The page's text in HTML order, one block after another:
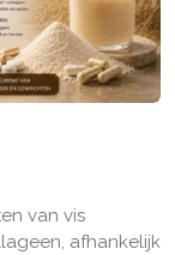
van vis
afhankelijk